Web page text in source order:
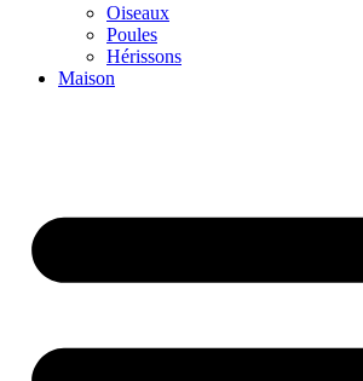
Oiseaux
Poules
Hérissons
Maison